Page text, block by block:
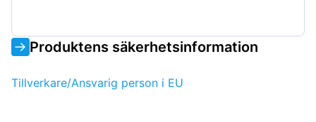
Produktens säkerhetsinformation
Tillverkare/Ansvarig person i EU